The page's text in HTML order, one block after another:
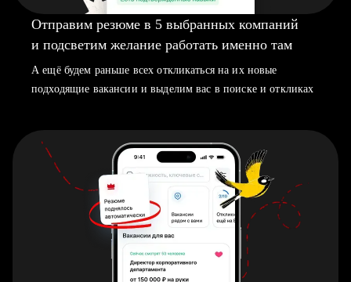
Отправим резюме в 5 выбранных компаний
и подсветим желание работать именно там
А ещё будем раньше всех откликаться на их новые
подходящие вакансии и выделим вас в поиске и откликах